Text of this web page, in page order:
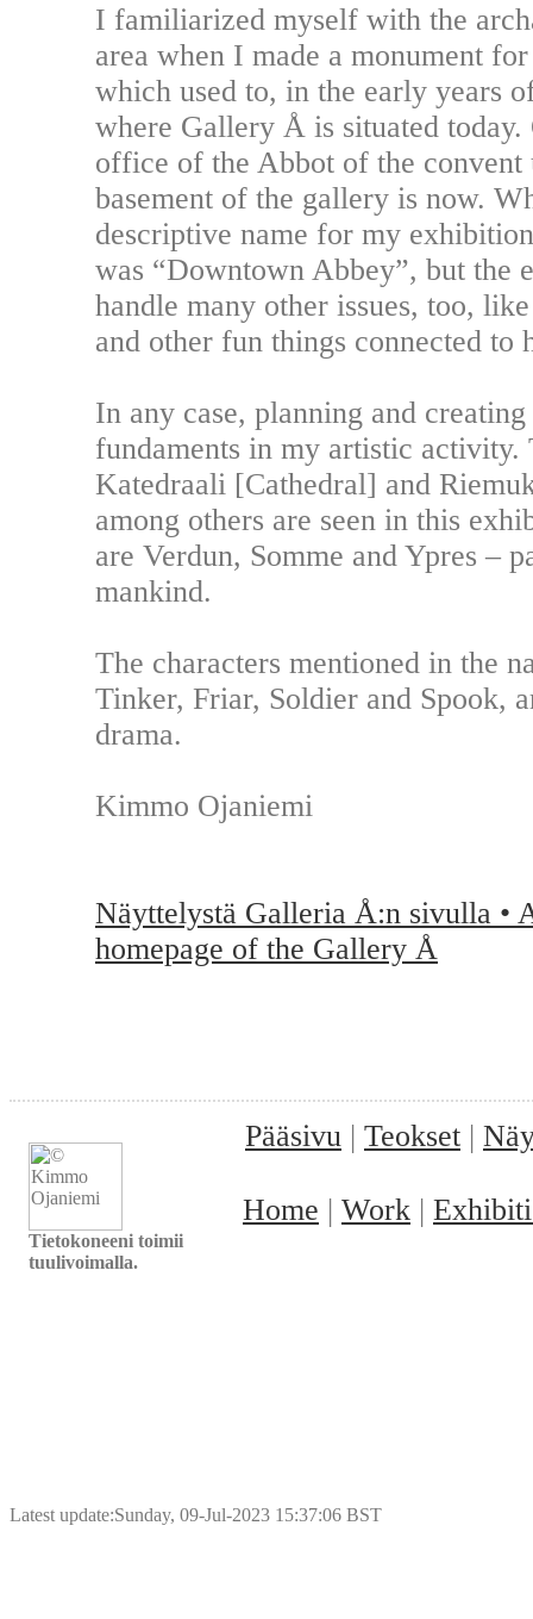
I familiarized myself with the
area when I made a monument
which used to, in the early years
where Gallery Å is situated
office of the Abbot of the convent
basement of the gallery is now.
descriptive name for my
was “Downtown Abbey”, but the
handle many other issues, too,
and other fun things connected to
In any case, planning and
fundaments in my artistic
Katedraali [Cathedral] and
among others are seen in this
are Verdun, Somme and Ypres –
mankind.
The characters mentioned in the
Tinker, Friar, Soldier and Spook,
drama.
Kimmo Ojaniemi
Näyttelystä Galleria Å:n sivulla •
homepage of the Gallery Å
Tietokoneeni toimii
tuulivoimalla.
Pääsivu | Teokset |
Home | Work |
Latest update:Sunday, 09-Jul-2023 15:37:06 BST